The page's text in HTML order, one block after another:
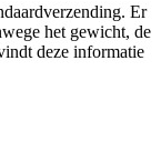
Er
het gewicht, de
deze informatie